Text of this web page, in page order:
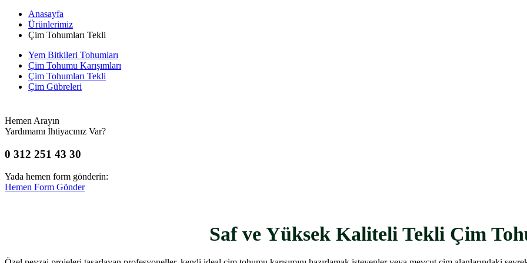
Anasayfa
Ürünlerimiz
Çim Tohumları Tekli
Yem Bitkileri Tohumları
Çim Tohumu Karışımları
Çim Tohumları Tekli
Çim Gübreleri
Hemen Arayın
Yardımamı İhtiyacınız Var?
0 312 251 43 30
Yada hemen form gönderin:
Hemen Form Gönder
Saf ve Yüksek Kaliteli Tekli Çim